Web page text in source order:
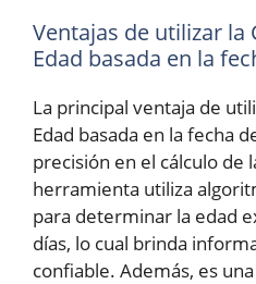
Ventajas de utilizar la
Edad basada en la
La principal ventaja de
Edad basada en la fecha
precisión en el cálculo de
herramienta utiliza
para determinar la edad
días, lo cual brinda
confiable. Además, es